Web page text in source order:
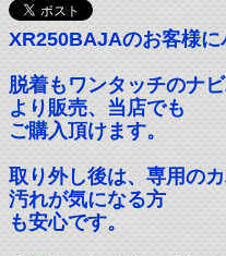
XR250BAJAのお客様
脱着もワンタッチのナ
より販売、当店でも
ご購入頂けます。
取り外し後は、専用の
汚れが気になる方
も安心です。